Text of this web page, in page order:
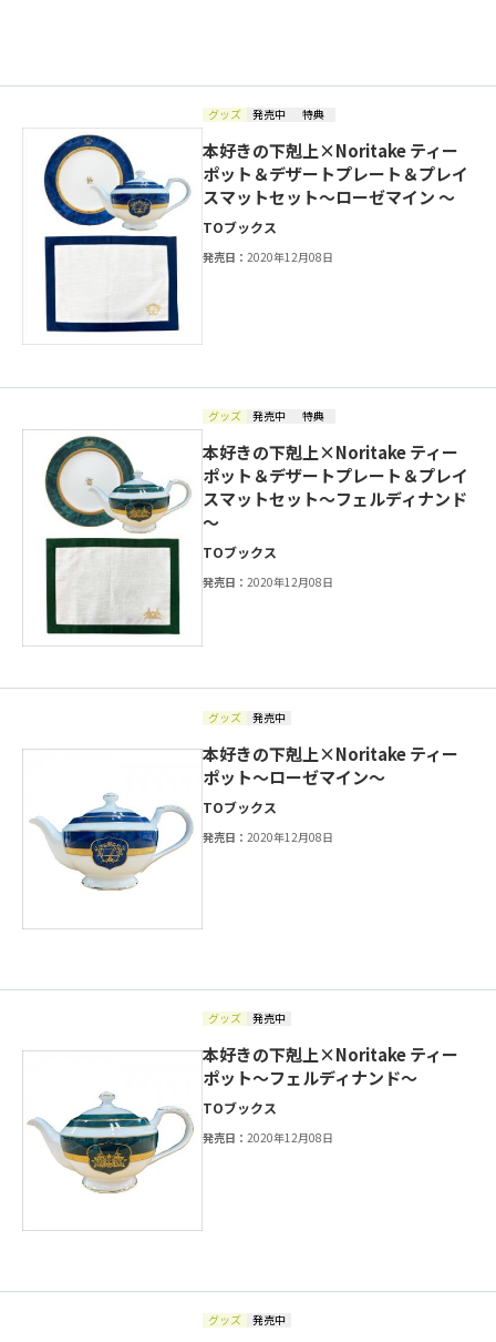
グッズ 発売中 特典
本好きの下剋上×Noritake ティー
ポット＆デザートプレート＆プレイ
スマットセット～ローゼマイン ～
TOブックス
発売日：2020年12月08日
グッズ 発売中 特典
本好きの下剋上×Noritake ティー
ポット＆デザートプレート＆プレイ
スマットセット～フェルディナンド
～
TOブックス
発売日：2020年12月08日
グッズ 発売中
本好きの下剋上×Noritake ティー
ポット～ローゼマイン～
TOブックス
発売日：2020年12月08日
グッズ 発売中
本好きの下剋上×Noritake ティー
ポット～フェルディナンド～
TOブックス
発売日：2020年12月08日
グッズ 発売中